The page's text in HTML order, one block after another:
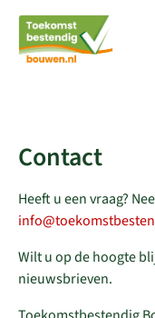
Contact
Heeft u een vraag?
Wilt u op de hoogte
nieuwsbrieven.